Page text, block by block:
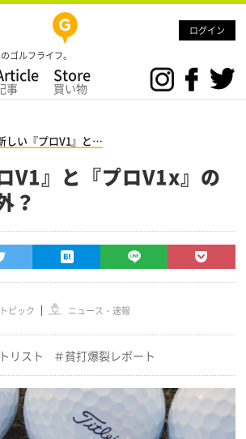
ログイン
ゴルフライフ。
事
Store
買い物
しい『プロV1』と…
V1』と『プロV1x』の
？
トピック ニュース・速報
リスト 貧打爆裂レポート